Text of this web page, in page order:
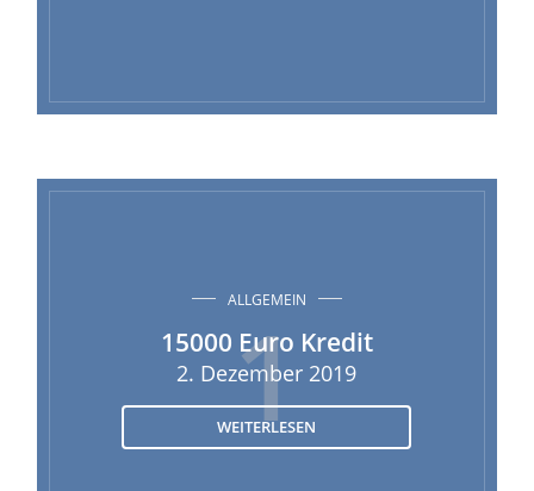
1
ALLGEMEIN
15000 Euro Kredit
2. Dezember 2019
WEITERLESEN